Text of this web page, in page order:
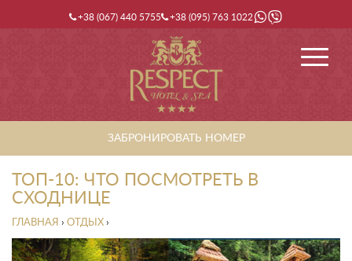
+38 (067) 440 5755 +38 (095) 763 1022
ЗАБРОНИРОВАТЬ НОМЕР
ТОП-10: ЧТО ПОСМОТРЕТЬ В
СХОДНИЦЕ
ГЛАВНАЯ › ОТДЫХ ›